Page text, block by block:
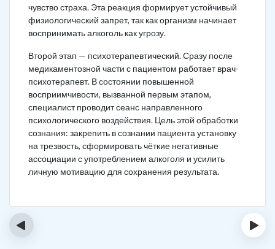
чувство страха. Эта реакция формирует устойчивый
физиологический запрет, так как организм начинает
воспринимать алкоголь как угрозу.
Второй этап — психотерапевтический. Сразу после
медикаментозной части с пациентом работает врач-
психотерапевт. В состоянии повышенной
восприимчивости, вызванной первым этапом,
специалист проводит сеанс направленного
психологического воздействия. Цель этой обработки
сознания: закрепить в сознании пациента установку
на трезвость, сформировать чёткие негативные
ассоциации с употреблением алкоголя и усилить
личную мотивацию для сохранения результата.
‹ ›